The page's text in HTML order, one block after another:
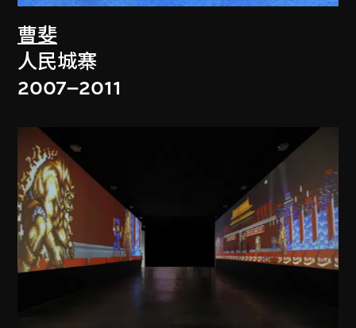
曹斐
人民城寨
2007–2011